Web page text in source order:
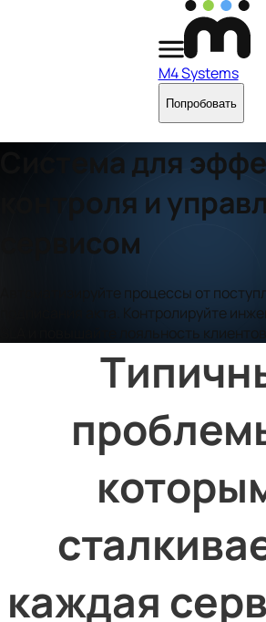
M4 Systems
Попробовать
Система для
контроля и
сервисом
Автоматизируйте процессы от
подписания акта. Контролируйте
SLA и повышайте лояльность клиентов.
каждая